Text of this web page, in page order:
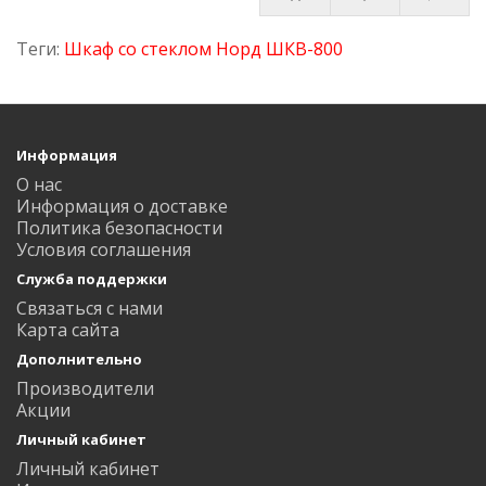
Теги: Шкаф со стеклом Норд ШКВ-800
Информация
О нас
Информация о доставке
Политика безопасности
Условия соглашения
Служба поддержки
Связаться с нами
Карта сайта
Дополнительно
Производители
Акции
Личный кабинет
Личный кабинет